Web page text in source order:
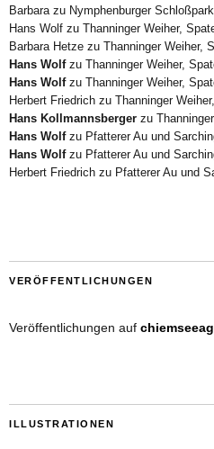
Barbara zu Nymphenburger
Hans Wolf zu Thanninger Weiher,
Barbara Hetze zu Thanninger Weiher,
Hans Wolfzu Thanninger Weiher,
Hans Wolfzu Thanninger Weiher,
Herbert Friedrich zu Thanninger
Hans Kollmannsberger zu
Hans Wolfzu Pfatterer Au und
Hans Wolfzu Pfatterer Au und
Herbert Friedrich zu Pfatterer Au und
VERÖFFENTLICHUNGEN
Veröffentlichungen auf
ILLUSTRATIONEN